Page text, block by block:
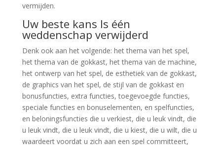
vermijden.
Uw beste kans Is één
weddenschap verwijderd
Denk ook aan het volgende: het thema van het spel,
het thema van de gokkast, het thema van de machine,
het ontwerp van het spel, de esthetiek van de gokkast,
de graphics van het spel, de stijl van de gokkast en
bonusfuncties, extra functies, toegevoegde functies,
speciale functies en bonuselementen, en spelfuncties,
en beloningsfuncties die u verkiest, die u leuk vindt, die
u leuk vindt, die u leuk vindt, die u kiest, die u wilt, die u
waardeert voordat u zich aan een spel committeert,